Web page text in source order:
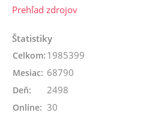
Prehľad zdrojov
Štatistiky
Online: 30
Celkom: 1985399
Mesiac: 68790
Deň: 2498